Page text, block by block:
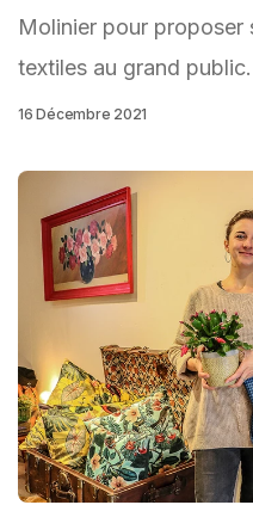
Molinier pour proposer
textiles au grand public.
16 Décembre 2021